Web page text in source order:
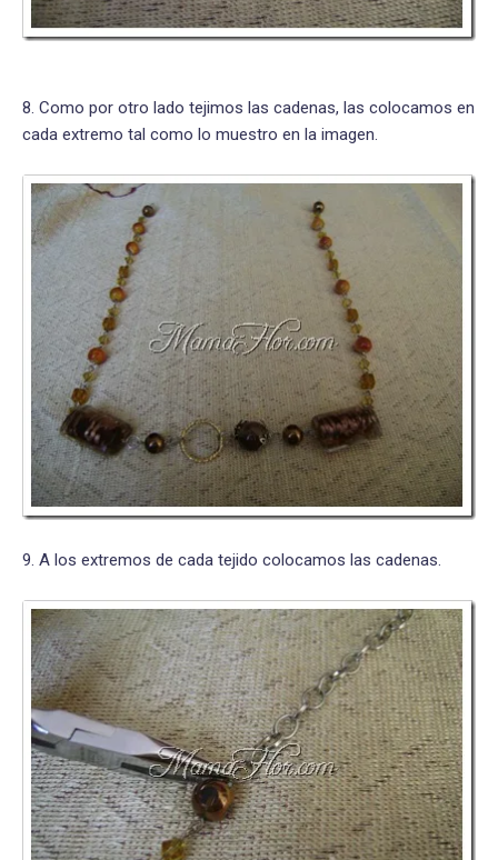
8. Como por otro lado tejimos las cadenas, las colocamos en
cada extremo tal como lo muestro en la imagen.
9. A los extremos de cada tejido colocamos las cadenas.